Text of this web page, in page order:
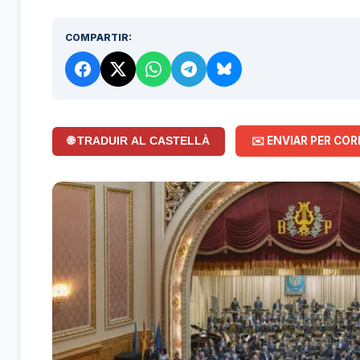
COMPARTIR:
🌐 TRADUIR AL CASTELLÀ ✉️ ENVIAR PER